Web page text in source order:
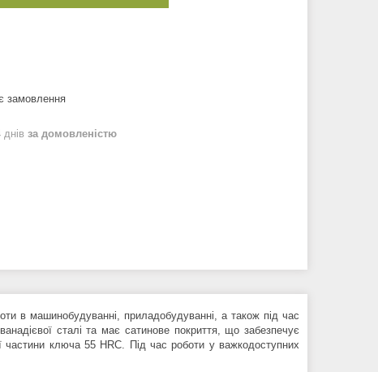
замовлення
за домовленістю
в машинобудуванні, приладобудуванні, а також під час
сталі та має сатинове покриття, що забезпечує
частини ключа 55 HRC. Під час роботи у важкодоступних